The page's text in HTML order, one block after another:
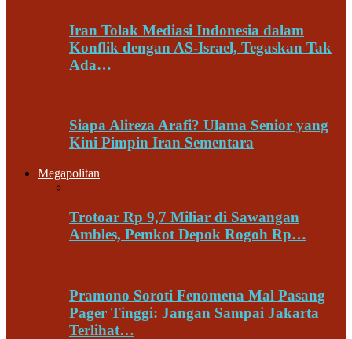
Iran Tolak Mediasi Indonesia dalam
Konflik dengan AS-Israel, Tegaskan Tak
Ada…
Siapa Alireza Arafi? Ulama Senior yang
Kini Pimpin Iran Sementara
Megapolitan
Trotoar Rp 9,7 Miliar di Sawangan
Ambles, Pemkot Depok Rogoh Rp…
Pramono Soroti Fenomena Mal Pasang
Pager Tinggi: Jangan Sampai Jakarta
Terlihat…